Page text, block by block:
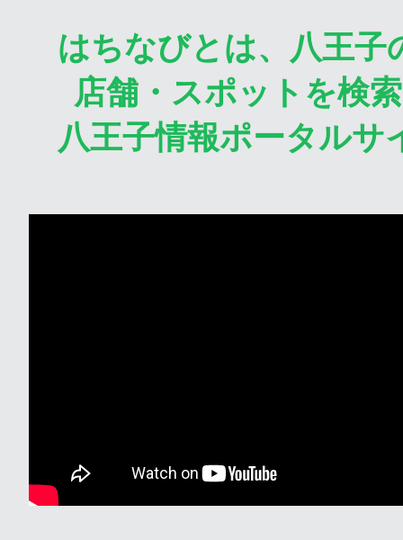
はちなびとは、八王子
店舗・スポットを検
八王子情報ポータルサ